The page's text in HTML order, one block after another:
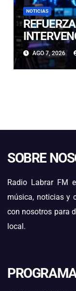
NOTICIAS
CON
CALDERA
AGO 7, 2026
SOBRE
Radio Labrar FM
música, noticias y
con nosotros para
local.